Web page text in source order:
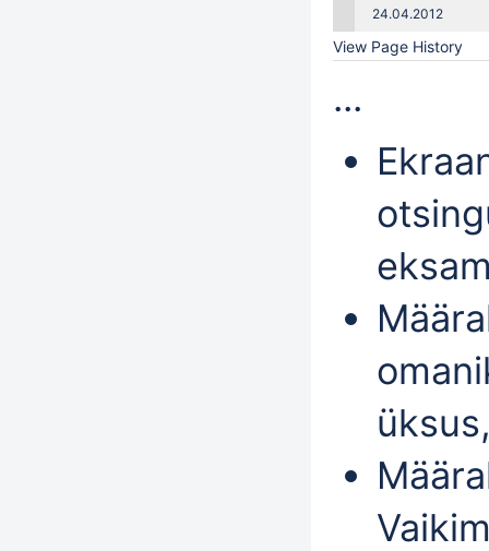
Saved
24.04.2012
View Page History
...